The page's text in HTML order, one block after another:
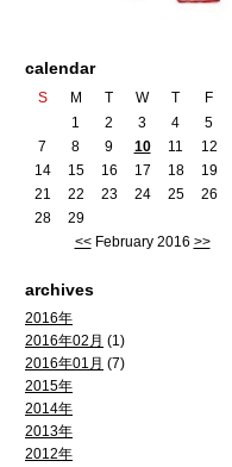
calendar
S M T W T F
1
2 3 4 5
7
8 9 10 11 12
14
15 16 17 18 19
21
22 23 24 25 26
28
29
<<February 2016 >>
archives
2016年
2016年02月 (1)
2016年01月 (7)
2015年
2014年
2013年
2012年